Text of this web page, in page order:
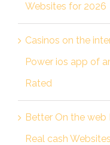
Websites for 2026
Casinos on the
Power ios app of
Rated
Better On the web
Real cash Websites